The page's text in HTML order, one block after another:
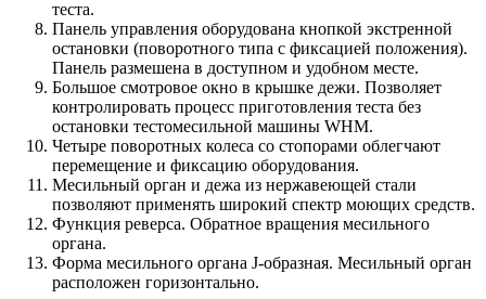
теста.
Панель управления оборудована кнопкой экстренной
остановки (поворотного типа с фиксацией положения).
Панель размешена в доступном и удобном месте.
Большое смотровое окно в крышке дежи. Позволяет
контролировать процесс приготовления теста без
остановки тестомесильной машины WHM.
Четыре поворотных колеса со стопорами облегчают
перемещение и фиксацию оборудования.
Месильный орган и дежа из нержавеющей стали
позволяют применять широкий спектр моющих средств.
Функция реверса. Обратное вращения месильного
органа.
Форма месильного органа J-образная. Месильный орган
расположен горизонтально.